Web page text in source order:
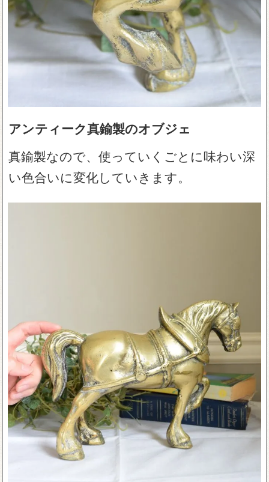
アンティーク真鍮製のオブジェ
真鍮製なので、使っていくごとに味わい深
い色合いに変化していきます。